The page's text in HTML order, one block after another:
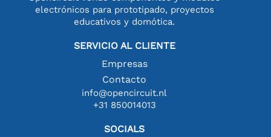
electrónicos para prototipado, proyectos
educativos y domótica.
SERVICIO AL CLIENTE
Empresas
Contacto
info@opencircuit.nl
+31 850014013
SOCIALS